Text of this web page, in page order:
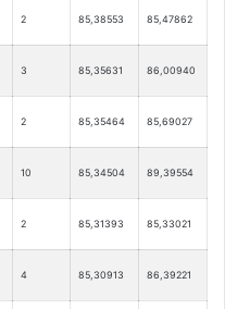
2 85,38553 85,47862
3 85,35631 86,00940
2 85,35464 85,69027
10 85,34504 89,39554
2 85,31393 85,33021
4 85,30913 86,39221